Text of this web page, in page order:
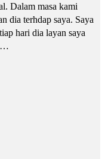
Dalam masa kami
dia terhdap saya. Saya
hari dia layan saya
…